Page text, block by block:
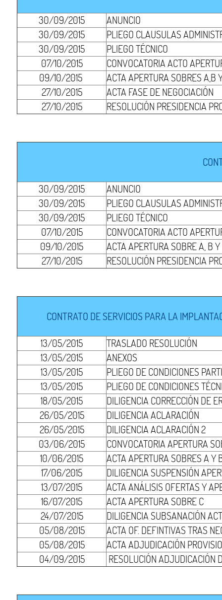
30/09/2015
ANUNCIO
30/09/2015
PLIEGO CLAUSULAS
30/09/2015
PLIEGO TÉCNICO
07/10/2015
CONVOCATORIA ACTO
09/10/2015
ACTA APERTURA SOBRES A,B
27/10/2015
ACTA FASE DE NEGOCIACIÓN
27/10/2015
RESOLUCIÓN PRESIDENCIA
30/09/2015
ANUNCIO
30/09/2015
PLIEGO CLAUSULAS
30/09/2015
PLIEGO TÉCNICO
07/10/2015
CONVOCATORIA ACTO
09/10/2015
ACTA APERTURA SOBRE A, B Y
27/10/2015
RESOLUCIÓN PRESIDENCIA
CONTRATO DE SERVICIOS PARA LA
13/05/2015
TRASLADO RESOLUCIÓN
13/05/2015
ANEXOS
13/05/2015
PLIEGO DE CONDICIONES
13/05/2015
PLIEGO DE CONDICIONES
18/05/2015
DILIGENCIA CORRECCIÓN DE
26/05/2015
DILIGENCIA ACLARACIÓN
26/05/2015
DILIGENCIA ACLARACIÓN 2
03/06/2015
CONVOCATORIA APERTURA
10/06/2015
ACTA APERTURA SOBRES A Y
17/06/2015
DILIGENCIA SUSPENSIÓN
13/07/2015
ACTA ANÁLISIS OFERTAS Y
16/07/2015
ACTA APERTURA SOBRE C
24/07/2015
DILIGENCIA SUBSANACIÓN
05/08/2015
ACTA OF. DEFINTIVAS TRAS
05/08/2015
ACTA ADJUDICACIÓN
04/09/2015
RESOLUCIÓN ADJUDICACIÓN